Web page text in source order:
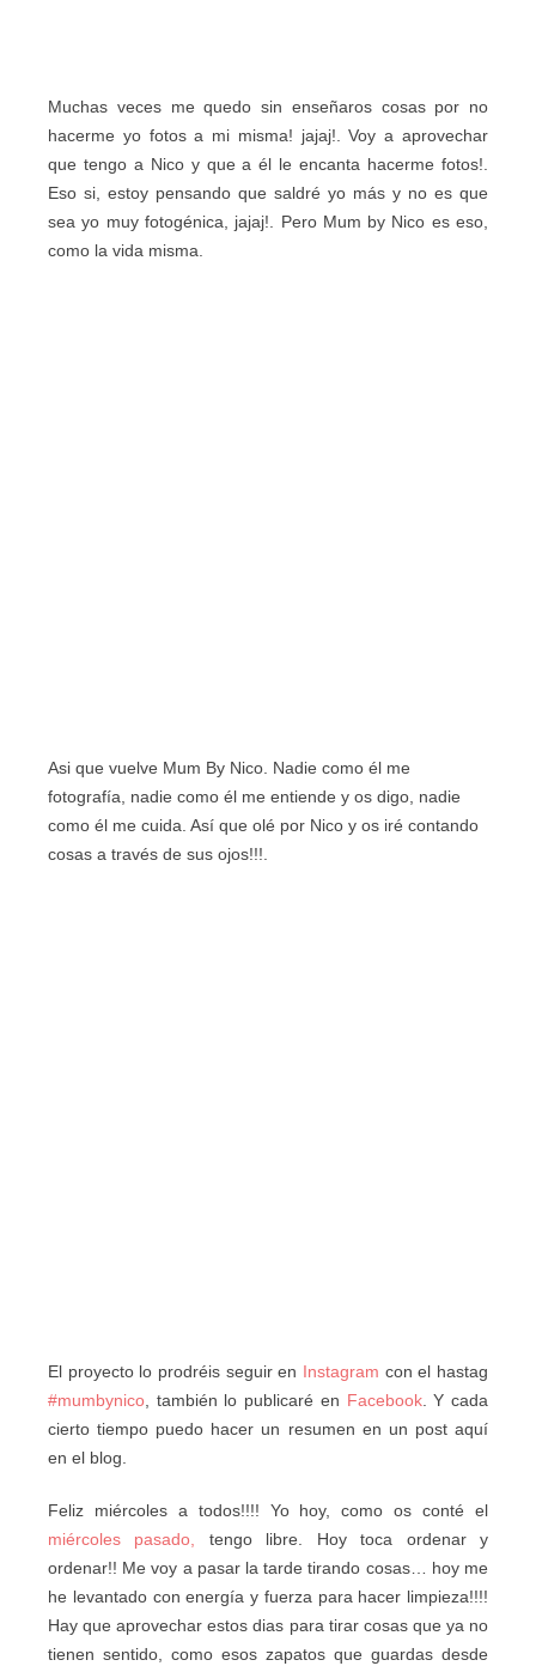
Muchas veces me quedo sin enseñaros cosas por no
hacerme yo fotos a mi misma! jajaj!. Voy a aprovechar
que tengo a Nico y que a él le encanta hacerme fotos!.
Eso si, estoy pensando que saldré yo más y no es que
sea yo muy fotogénica, jajaj!. Pero Mum by Nico es eso,
como la vida misma.
Asi que vuelve Mum By Nico. Nadie como él me
fotografía, nadie como él me entiende y os digo, nadie
como él me cuida. Así que olé por Nico y os iré contando
cosas a través de sus ojos!!!.
El proyecto lo prodréis seguir en Instagram con el hastag
#mumbynico, también lo publicaré en Facebook. Y cada
cierto tiempo puedo hacer un resumen en un post aquí
en el blog.
Feliz miércoles a todos!!!! Yo hoy, como os conté el
miércoles pasado, tengo libre. Hoy toca ordenar y
ordenar!! Me voy a pasar la tarde tirando cosas… hoy me
he levantado con energía y fuerza para hacer limpieza!!!!
Hay que aprovechar estos dias para tirar cosas que ya no
tienen sentido, como esos zapatos que guardas desde